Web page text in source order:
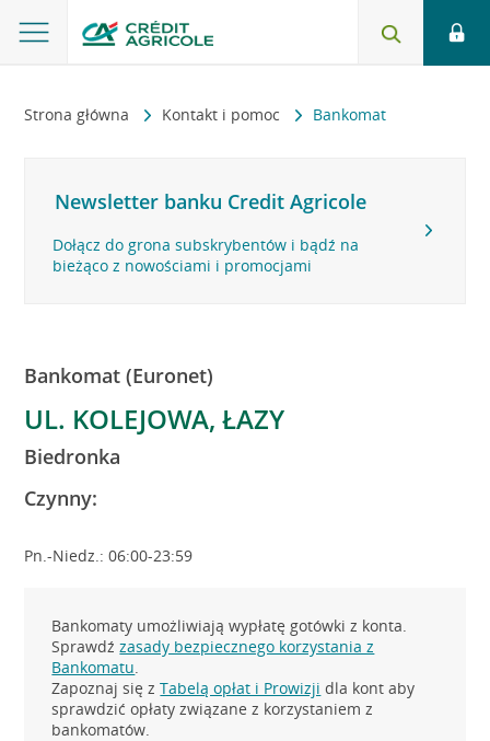
Strona główna Kontakt i pomoc Bankomat
Newsletter banku Credit Agricole
Dołącz do grona subskrybentów i bądź na
bieżąco z nowościami i promocjami
Bankomat (Euronet)
UL. KOLEJOWA, ŁAZY
Biedronka
Czynny:
Pn.-Niedz.: 06:00-23:59
Bankomaty umożliwiają wypłatę gotówki z konta.
Sprawdźzasady bezpiecznego korzystania z
Bankomatu.
Zapoznaj się zTabelą opłat i Prowizji dla kont aby
sprawdzić opłaty związane z korzystaniem z
bankomatów.